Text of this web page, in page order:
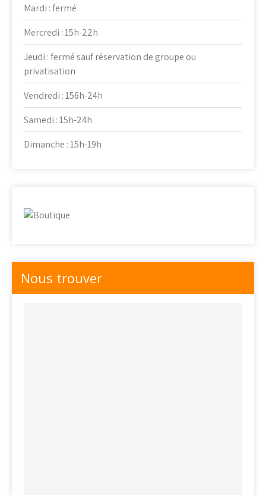
Mardi : fermé
Mercredi : 15h-22h
Jeudi : fermé sauf réservation de groupe ou
privatisation
Vendredi : 156h-24h
Samedi : 15h-24h
Dimanche : 15h-19h
Nous trouver